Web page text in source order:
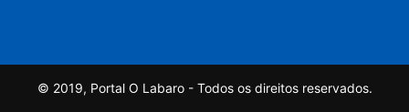
© 2019, Portal O Labaro - Todos os direitos reservados.